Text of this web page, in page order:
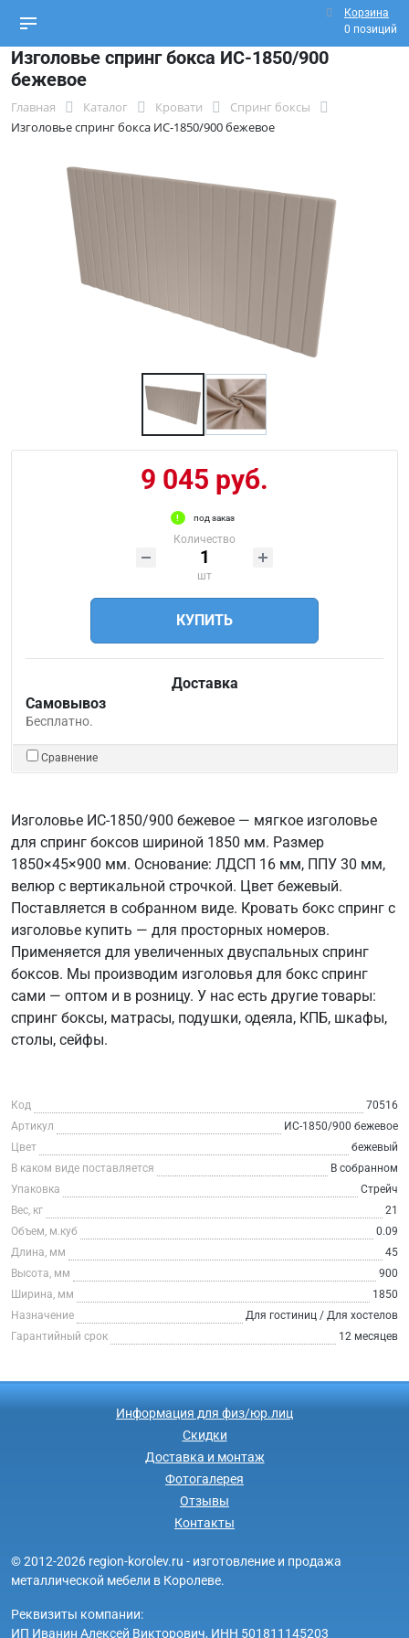
Корзина
0 позиций
Изголовье спринг бокса ИС-1850/900
бежевое
Главная Каталог Кровати
Спринг боксы
Изголовье спринг бокса ИС-1850/900 бежевое
9 045 руб.
под заказ
Количество
шт
КУПИТЬ
Доставка
Самовывоз
Бесплатно.
Сравнение
Изголовье ИС-1850/900 бежевое — мягкое изголовье
для спринг боксов шириной 1850 мм. Размер
1850×45×900 мм. Основание: ЛДСП 16 мм, ППУ 30 мм,
велюр с вертикальной строчкой. Цвет бежевый.
Поставляется в собранном виде. Кровать бокс спринг с
изголовье купить — для просторных номеров.
Применяется для увеличенных двуспальных спринг
боксов. Мы производим изголовья для бокс спринг
сами — оптом и в розницу. У нас есть другие товары:
спринг боксы, матрасы, подушки, одеяла, КПБ, шкафы,
столы, сейфы.
Код
70516
Артикул
ИС-1850/900 бежевое
Цвет
бежевый
В каком виде поставляется
В собранном
Упаковка
Стрейч
Вес, кг
21
Объем, м.куб
0.09
Длина, мм
45
Высота, мм
900
Ширина, мм
1850
Назначение
Для гостиниц / Для хостелов
Гарантийный срок
12 месяцев
Информация для физ/юр.лиц
Скидки
Доставка и монтаж
Фотогалерея
Отзывы
Контакты
© 2012-2026 region-korolev.ru - изготовление и продажа
металлической мебели в Королеве.
Реквизиты компании:
ИП Иванин Алексей Викторович, ИНН 501811145203